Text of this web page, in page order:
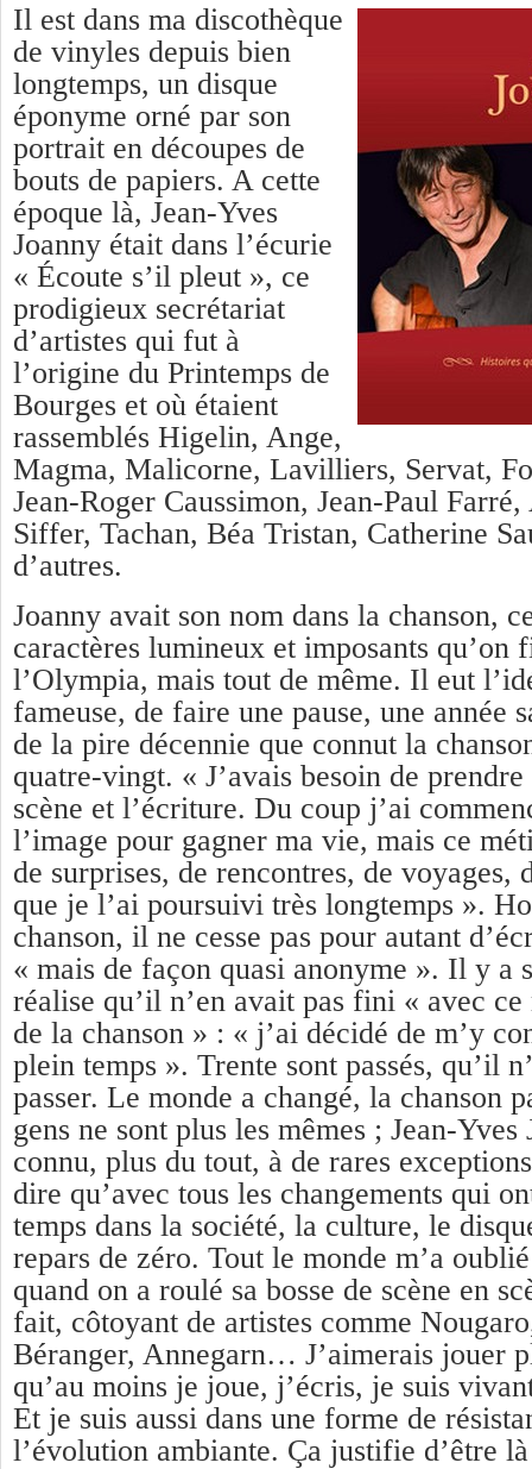
Il est dans ma discothèque
de vinyles depuis bien
longtemps, un disque
éponyme orné par son
portrait en découpes de
bouts de papiers. A cette
époque là, Jean-Yves
Joanny était dans l’écurie
« Écoute s’il pleut », ce
prodigieux secrétariat
d’artistes qui fut à
l’origine du Printemps de
Bourges et où étaient
rassemblés Higelin, Ange,
Magma, Malicorne, Lavilliers, Servat,
Jean-Roger Caussimon, Jean-Paul
Siffer, Tachan, Béa Tristan, Catherine
d’autres.
Joanny avait son nom dans la chanson,
caractères lumineux et imposants qu’on
l’Olympia, mais tout de même. Il eut
fameuse, de faire une pause, une année
de la pire décennie que connut la
quatre-vingt. « J’avais besoin de
scène et l’écriture. Du coup j’ai
l’image pour gagner ma vie, mais ce
de surprises, de rencontres, de voyages,
que je l’ai poursuivi très longtemps ».
chanson, il ne cesse pas pour autant
« mais de façon quasi anonyme ». Il y a
réalise qu’il n’en avait pas fini « avec
de la chanson » : « j’ai décidé de m’y
plein temps ». Trente sont passés, qu’il
passer. Le monde a changé, la chanson
gens ne sont plus les mêmes ; Jean-Yves
connu, plus du tout, à de rares
dire qu’avec tous les changements qui
temps dans la société, la culture, le
repars de zéro. Tout le monde m’a
quand on a roulé sa bosse de scène en
fait, côtoyant de artistes comme
Béranger, Annegarn… J’aimerais jouer
qu’au moins je joue, j’écris, je suis
Et je suis aussi dans une forme de
l’évolution ambiante. Ça justifie d’être